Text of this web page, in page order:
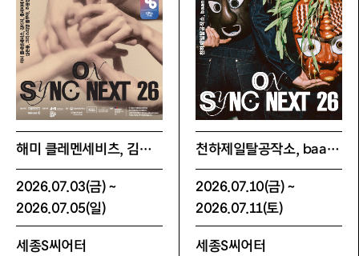
해미 클레멘세비츠, 김예지, 올리비에 마랭, 심은용, 크리스티앙 플루아, 조윤영 on Sync Next 26
2026.07.03(금) ~
2026.07.05(일)
세종S씨어터
천하제일탈공작소, baan on Sync Next 26
2026.07.10(금) ~
2026.07.11(토)
세종S씨어터